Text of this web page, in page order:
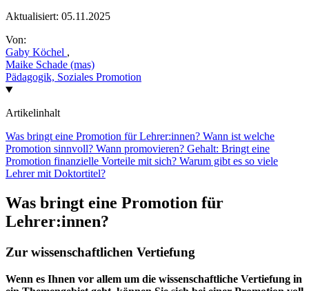
Aktualisiert: 05.11.2025
Von:
Gaby Köchel ,
Maike Schade (mas)
Pädagogik, Soziales Promotion
Artikelinhalt
Was bringt eine Promotion für Lehrer:innen? Wann ist welche
Promotion sinnvoll? Wann promovieren? Gehalt: Bringt eine
Promotion finanzielle Vorteile mit sich? Warum gibt es so viele
Lehrer mit Doktortitel?
Was bringt eine Promotion für
Lehrer:innen?
Zur wissenschaftlichen Vertiefung
Wenn es Ihnen vor allem um die wissenschaftliche Vertiefung in